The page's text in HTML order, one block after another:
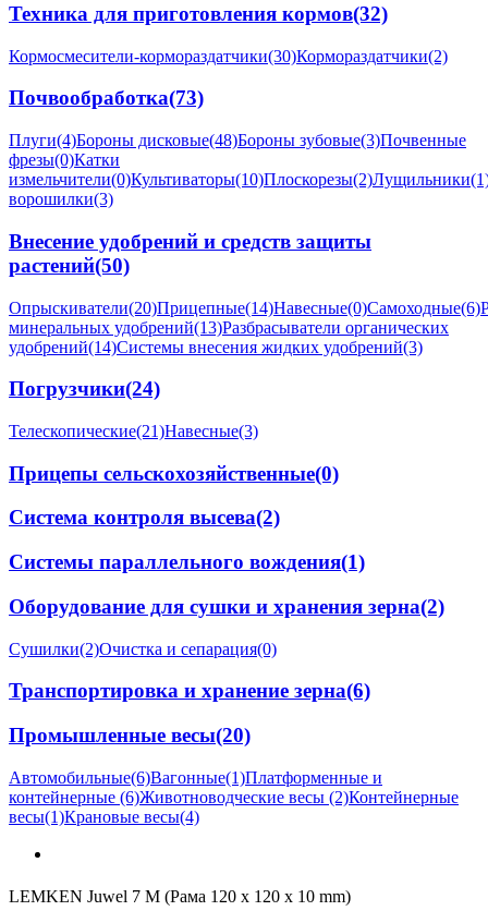
Техника для приготовления кормов(32)
Кормосмесители-кормораздатчики(30)Кормораздатчики(2)
Почвообработка(73)
Плуги(4)Бороны дисковые(48)Бороны зубовые(3)Почвенные
фрезы(0)Катки
измельчители(0)Культиваторы(10)Плоскорезы(2)Лущильники
ворошилки(3)
Внесение удобрений и средств защиты
растений(50)
Опрыскиватели(20)Прицепные(14)Навесные(0)Самоходные(6)
минеральных удобрений(13)Разбрасыватели органических
удобрений(14)Системы внесения жидких удобрений(3)
Погрузчики(24)
Телескопические(21)Навесные(3)
Прицепы сельскохозяйственные(0)
Система контроля высева(2)
Системы параллельного вождения(1)
Оборудование для сушки и хранения зерна(2)
Сушилки(2)Очистка и сепарация(0)
Транспортировка и хранение зерна(6)
Промышленные весы(20)
Автомобильные(6)Вагонные(1)Платформенные и
контейнерные (6)Животноводческие весы (2)Контейнерные
весы(1)Крановые весы(4)
LEMKEN Juwel 7 M (Рама 120 x 120 x 10 mm)